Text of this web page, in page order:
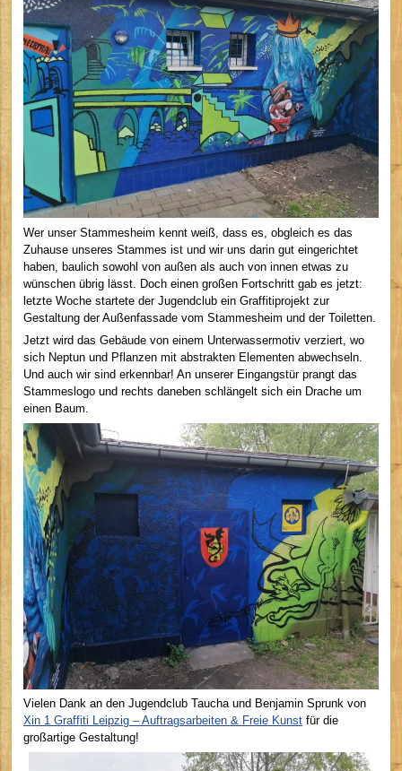
Wer unser Stammesheim kennt weiß, dass es, obgleich es das
Zuhause unseres Stammes ist und wir uns darin gut eingerichtet
haben, baulich sowohl von außen als auch von innen etwas zu
wünschen übrig lässt. Doch einen großen Fortschritt gab es jetzt:
letzte Woche startete der Jugendclub ein Graffitiprojekt zur
Gestaltung der Außenfassade vom Stammesheim und der Toiletten.
Jetzt wird das Gebäude von einem Unterwassermotiv verziert, wo
sich Neptun und Pflanzen mit abstrakten Elementen abwechseln.
Und auch wir sind erkennbar! An unserer Eingangstür prangt das
Stammeslogo und rechts daneben schlängelt sich ein Drache um
einen Baum.
Vielen Dank an den Jugendclub Taucha und Benjamin Sprunk von
Xin 1 Graffiti Leipzig – Auftragsarbeiten & Freie Kunst für die
großartige Gestaltung!